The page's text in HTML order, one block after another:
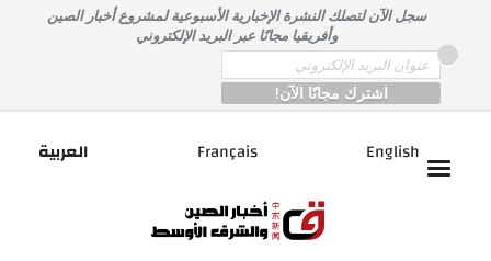
المحتوى
سجل الآن لتصلك النشرة الإخبارية الأسبوعية لمشروع أخبار الصين
وأفريقيا مجانًا عبر البريد الإلكتروني
Email
*
English
Français العربية